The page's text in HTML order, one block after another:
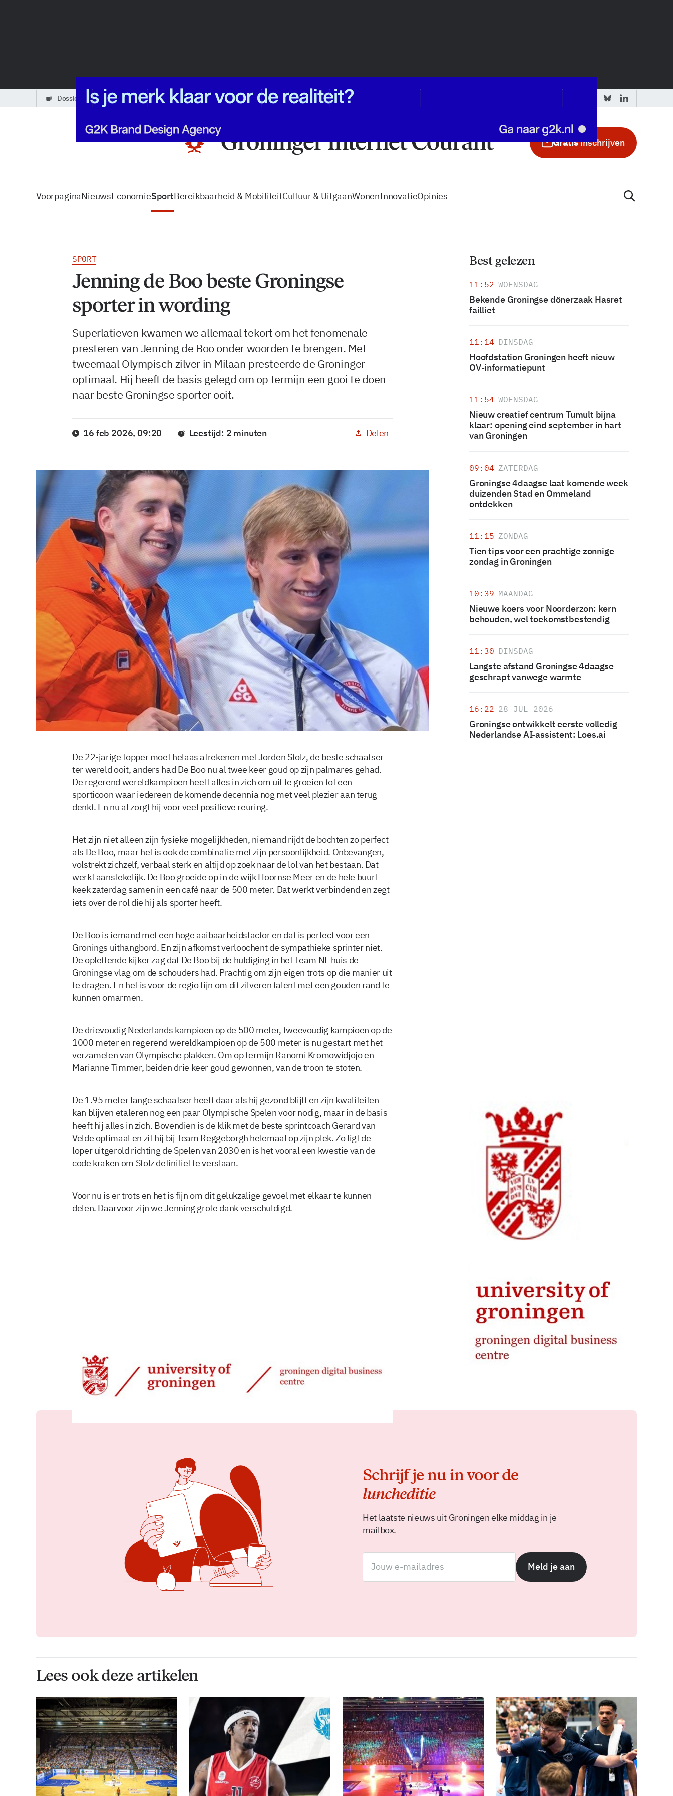
dossiers partners podcasts vacatures zo volg je de GIC
Gratisinschrijven
VoorpaginaNieuwsEconomieSportBereikbaarheid & MobiliteitCultuur & UitgaanWonenInnovatieOpinies
SPORT
Jenning de Boo beste Groningse
sporter in wording
Superlatieven kwamen we allemaal tekort om het fenomenale
presteren van Jenning de Boo onder woorden te brengen. Met
tweemaal Olympisch zilver in Milaan presteerde de Groninger
optimaal. Hij heeft de basis gelegd om op termijn een gooi te doen
naar beste Groningse sporter ooit.
16 feb 2026, 09:20 Leestijd: 2 minuten Delen
De 22-jarige topper moet helaas afrekenen met Jorden Stolz, de beste schaatser
ter wereld ooit, anders had De Boo nu al twee keer goud op zijn palmares gehad.
De regerend wereldkampioen heeft alles in zich om uit te groeien tot een
sporticoon waar iedereen de komende decennia nog met veel plezier aan terug
denkt. En nu al zorgt hij voor veel positieve reuring.
Het zijn niet alleen zijn fysieke mogelijkheden, niemand rijdt de bochten zo perfect
als De Boo, maar het is ook de combinatie met zijn persoonlijkheid. Onbevangen,
volstrekt zichzelf, verbaal sterk en altijd op zoek naar de lol van het bestaan. Dat
werkt aanstekelijk. De Boo groeide op in de wijk Hoornse Meer en de hele buurt
keek zaterdag samen in een café naar de 500 meter. Dat werkt verbindend en zegt
iets over de rol die hij als sporter heeft.
De Boo is iemand met een hoge aaibaarheidsfactor en dat is perfect voor een
Gronings uithangbord. En zijn afkomst verloochent de sympathieke sprinter niet.
De oplettende kijker zag dat De Boo bij de huldiging in het Team NL huis de
Groningse vlag om de schouders had. Prachtig om zijn eigen trots op die manier uit
te dragen. En het is voor de regio fijn om dit zilveren talent met een gouden rand te
kunnen omarmen.
De drievoudig Nederlands kampioen op de 500 meter, tweevoudig kampioen op de
1000 meter en regerend wereldkampioen op de 500 meter is nu gestart met het
verzamelen van Olympische plakken. Om op termijn Ranomi Kromowidjojo en
Marianne Timmer, beiden drie keer goud gewonnen, van de troon te stoten.
De 1.95 meter lange schaatser heeft daar als hij gezond blijft en zijn kwaliteiten
kan blijven etaleren nog een paar Olympische Spelen voor nodig, maar in de basis
heeft hij alles in zich. Bovendien is de klik met de beste sprintcoach Gerard van
Velde optimaal en zit hij bij Team Reggeborgh helemaal op zijn plek. Zo ligt de
loper uitgerold richting de Spelen van 2030 en is het vooral een kwestie van de
code kraken om Stolz definitief te verslaan.
Voor nu is er trots en het is fijn om dit gelukzalige gevoel met elkaar te kunnen
delen. Daarvoor zijn we Jenning grote dank verschuldigd.
16 feb 2026, 09:20
Best gelezen
11:52 WOENSDAG
Bekende Groningse dönerzaak Hasret
failliet
11:14 DINSDAG
Hoofdstation Groningen heeft nieuw
OV-informatiepunt
11:54 WOENSDAG
Nieuw creatief centrum Tumult bijna
klaar: opening eind september in hart
van Groningen
09:04 ZATERDAG
Groningse 4daagse laat komende week
duizenden Stad en Ommeland
ontdekken
11:15 ZONDAG
Tien tips voor een prachtige zonnige
zondag in Groningen
10:39 MAANDAG
Nieuwe koers voor Noorderzon: kern
behouden, wel toekomstbestendig
11:30 DINSDAG
Langste afstand Groningse 4daagse
geschrapt vanwege warmte
16:22 28 JUL 2026
Groningse ontwikkelt eerste volledig
Nederlandse AI-assistent: Loes.ai
Schrijf je nu in voor de
luncheditie
Het laatste nieuws uit Groningen elke middag in je
mailbox.
Meld je aan
Lees ook deze artikelen